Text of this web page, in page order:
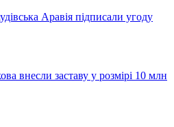
Аравія підписали угоду
внесли заставу у розмірі 10 млн